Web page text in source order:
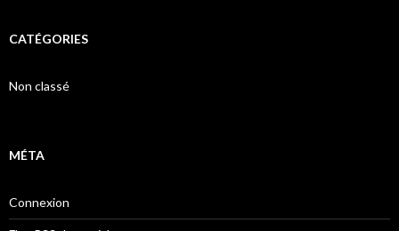
CATÉGORIES
Non classé
MÉTA
Connexion